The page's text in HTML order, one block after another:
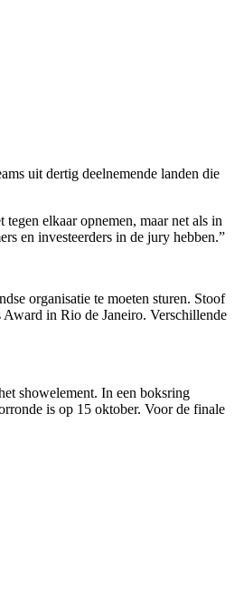
uit dertig deelnemende landen die
elkaar opnemen, maar net als in
en investeerders in de jury hebben.”
organisatie te moeten sturen. Stoof
Award in Rio de Janeiro. Verschillende
showelement. In een boksring
is op 15 oktober. Voor de finale